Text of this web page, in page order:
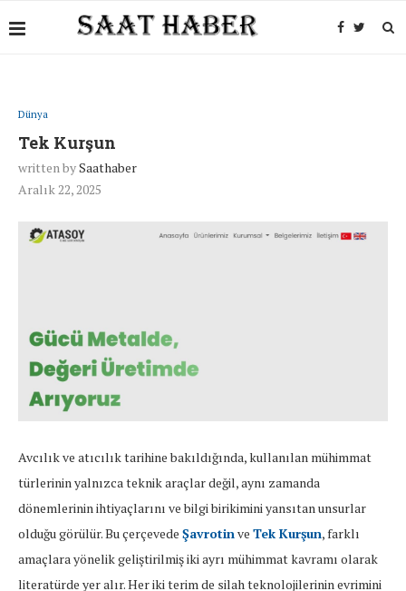
Dünya
Tek Kurşun
written bySaathaber
Aralık 22, 2025
Avcılık ve atıcılık tarihine bakıldığında, kullanılan mühimmat
türlerinin yalnızca teknik araçlar değil, aynı zamanda
dönemlerinin ihtiyaçlarını ve bilgi birikimini yansıtan unsurlar
olduğu görülür. Bu çerçevede Şavrotin ve Tek Kurşun, farklı
amaçlara yönelik geliştirilmiş iki ayrı mühimmat kavramı olarak
literatürde yer alır. Her iki terim de silah teknolojilerinin evrimini